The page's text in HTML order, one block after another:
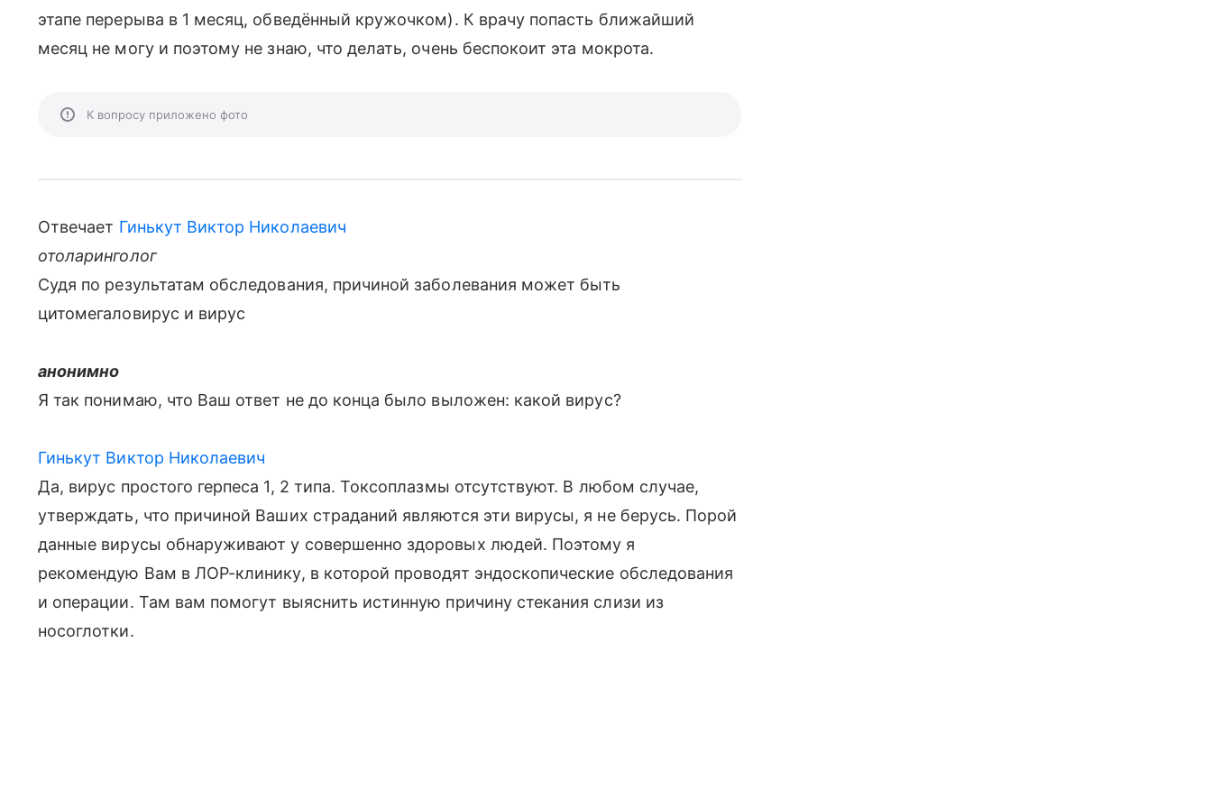
этапе перерыва в 1 месяц, обведённый кружочком). К врачу попасть ближайший
месяц не могу и поэтому не знаю, что делать, очень беспокоит эта мокрота.
К вопросу приложено фото
Отвечает Гинькут Виктор Николаевич
отоларинголог
Судя по результатам обследования, причиной заболевания может быть
цитомегаловирус и вирус
анонимно
Я так понимаю, что Ваш ответ не до конца было выложен: какой вирус?
Гинькут Виктор Николаевич
Да, вирус простого герпеса 1, 2 типа. Токсоплазмы отсутствуют. В любом случае,
утверждать, что причиной Ваших страданий являются эти вирусы, я не берусь. Порой
данные вирусы обнаруживают у совершенно здоровых людей. Поэтому я
рекомендую Вам в ЛОР-клинику, в которой проводят эндоскопические обследования
и операции. Там вам помогут выяснить истинную причину стекания слизи из
носоглотки.